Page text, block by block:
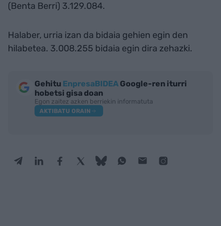
(Benta Berri) 3.129.084.
Halaber, urria izan da bidaia gehien egin den
hilabetea. 3.008.255 bidaia egin dira zehazki.
Gehitu EnpresaBIDEA Google-ren iturri
hobetsi gisa doan
Egon zaitez azken berriekin informatuta
AKTIBATU ORAIN